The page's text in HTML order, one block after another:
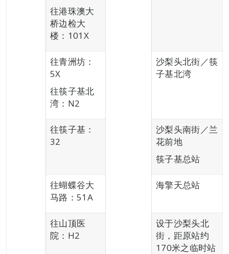
往港珠澳大
桥边检大
楼：101X
往青洲坊：
5X
往筷子基北
湾：N2
沙梨头北街／筷
子基北湾
往筷子基：
32
沙梨头南街／兰
花前地
筷子基总站
往蝴蝶谷大
马路：51A
海擎天总站
往山顶医
院：H2
设于沙梨头北
街，距原站约
170米之临时站